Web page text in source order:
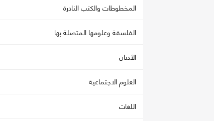
المخطوطات والكتب النادرة
الفلسفة وعلومها المتصلة بها
الأديان
العلوم الاجتماعية
اللغات